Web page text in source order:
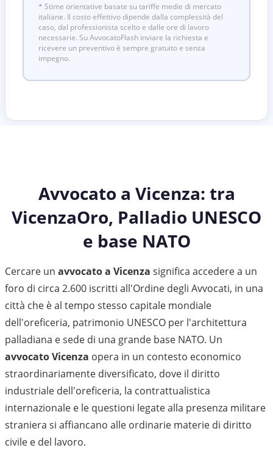
* Stime orientative basate su tariffe medie di mercato
italiane. Il costo effettivo dipende dalla complessità del
caso, dal professionista scelto e dalle ore di lavoro
necessarie. Su AvvocatoFlash inviare la richiesta e
ricevere un preventivo è sempre gratuito e senza
impegno.
Avvocato a Vicenza: tra
VicenzaOro, Palladio UNESCO
e base NATO
Cercare un avvocato a Vicenza significa accedere a un
foro di circa 2.600 iscritti all'Ordine degli Avvocati, in una
città che è al tempo stesso capitale mondiale
dell'oreficeria, patrimonio UNESCO per l'architettura
palladiana e sede di una grande base NATO. Un
avvocato Vicenza opera in un contesto economico
straordinariamente diversificato, dove il diritto
industriale dell'oreficeria, la contrattualistica
internazionale e le questioni legate alla presenza militare
straniera si affiancano alle ordinarie materie di diritto
civile e del lavoro.